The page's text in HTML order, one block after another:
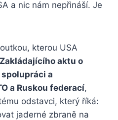
a nic nám nepřináší. Je
kterou USA
Zakládajícího aktu o
a
a Ruskou federací,
odstavci, který říká:
jaderné zbraně na